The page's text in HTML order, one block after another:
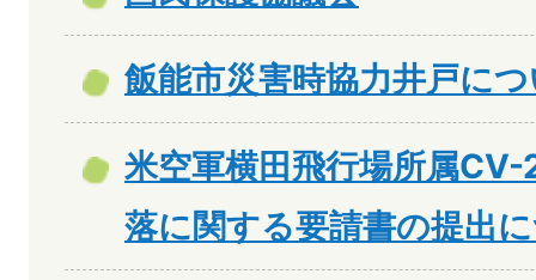
飯能市災害時協力井戸に
米空軍横田飛行場所属
落に関する要請書の提出